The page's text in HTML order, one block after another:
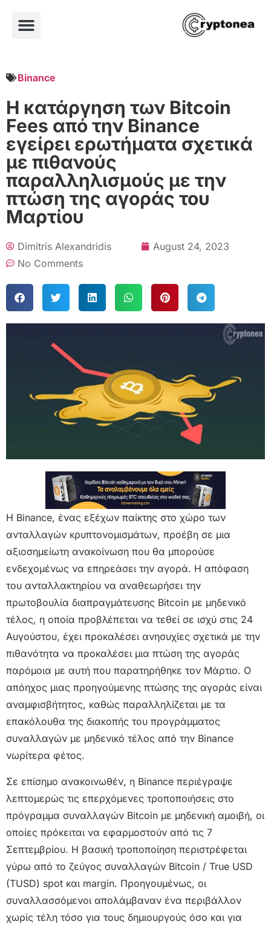
Binance
Η κατάργηση των Bitcoin
Fees από την Binance
εγείρει ερωτήματα σχετικά
με πιθανούς
παραλληλισμούς με την
πτώση της αγοράς του
Μαρτίου
Dimitris Alexandridis
August 24, 2023
No Comments
Η Binance, ένας εξέχων παίκτης στο χώρο των
ανταλλαγών κρυπτονομισμάτων, προέβη σε μια
αξιοσημείωτη ανακοίνωση που θα μπορούσε
ενδεχομένως να επηρεάσει την αγορά. Η απόφαση
του ανταλλακτηρίου να αναθεωρήσει την
πρωτοβουλία διαπραγμάτευσης Bitcoin με μηδενικό
τέλος, η οποία προβλέπεται να τεθεί σε ισχύ στις 24
Αυγούστου, έχει προκαλέσει ανησυχίες σχετικά με την
πιθανότητα να προκαλέσει μια πτώση της αγοράς
παρόμοια με αυτή που παρατηρήθηκε τον Μάρτιο. Ο
απόηχος μιας προηγούμενης πτώσης της αγοράς είναι
αναμφισβήτητος, καθώς παραλληλίζεται με τα
επακόλουθα της διακοπής του προγράμματος
συναλλαγών με μηδενικό τέλος από την Binance
νωρίτερα φέτος.
Σε επίσημο ανακοινωθέν, η Binance περιέγραψε
λεπτομερώς τις επερχόμενες τροποποιήσεις στο
πρόγραμμα συναλλαγών Bitcoin με μηδενική αμοιβή, οι
οποίες πρόκειται να εφαρμοστούν από τις 7
Σεπτεμβρίου. Η βασική τροποποίηση περιστρέφεται
γύρω από το ζεύγος συναλλαγών Bitcoin / True USD
(TUSD) spot και margin. Προηγουμένως, οι
συναλλασσόμενοι απολάμβαναν ένα περιβάλλον
χωρίς τέλη τόσο για τους δημιουργούς όσο και για